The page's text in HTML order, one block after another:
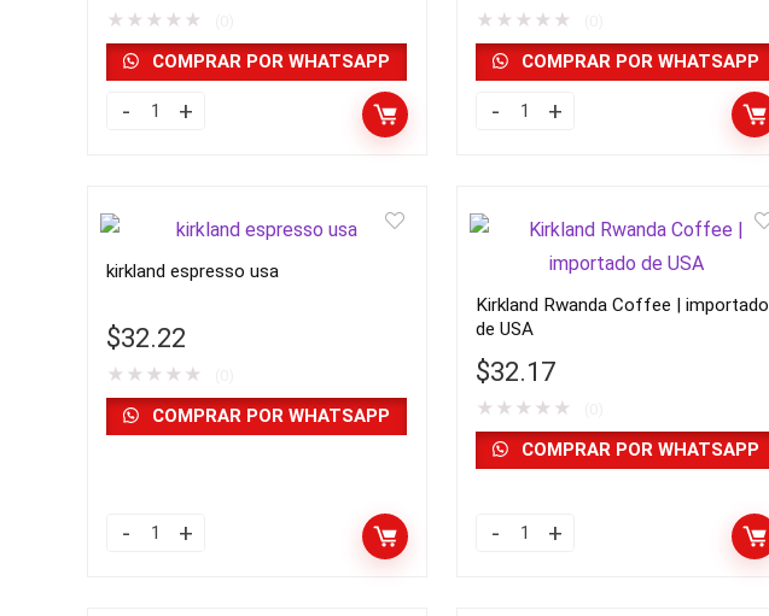
★ ★ ★ ★ ★
Café
exclusivo
Kirkland,
onzas
líquidas,
12
COMPRAR POR WHATSAPP
★ ★ ★ ★ ★
Café
Signature,
2.5
|
importado
de
COMPRAR POR WHATSAPP
kirkland espresso usa
$32.22
★ ★ ★ ★ ★
kirkland
COMPRAR POR WHATSAPP
Kirkland Rwanda Coffee | importado
de USA
$32.17
★ ★ ★ ★ ★
Kirkland
COMPRAR POR WHATSAPP